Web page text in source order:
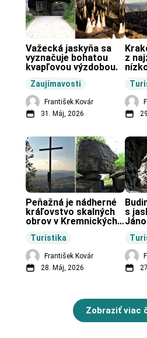
Zaujímavosti
Važecká jaskyňa sa
vyznačuje bohatou
kvapľovou výzdobou.
František Kovár
31. Máj, 2026
z
Turistika
Peňažná je nádherné
kráľovstvo skalných
obrov v Kremnických
František Kovár
28. Máj, 2026
s
obci
Zobraziť viac